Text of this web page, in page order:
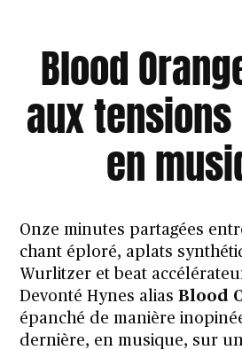
Blood
aux
en
Onze minutes partagées
chant éploré, aplats
Wurlitzer et beat
Devonté Hynes aliasBlood
épanché de manière
dernière, en musique, sur